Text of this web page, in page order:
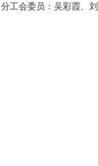
分工会委员：吴彩霞、